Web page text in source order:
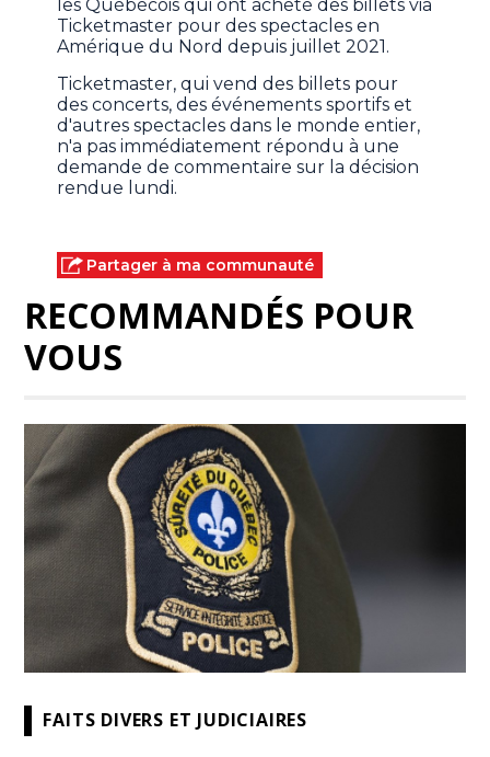
les Québécois qui ont acheté des billets via
Ticketmaster pour des spectacles en
Amérique du Nord depuis juillet 2021.
Ticketmaster, qui vend des billets pour
des concerts, des événements sportifs et
d'autres spectacles dans le monde entier,
n'a pas immédiatement répondu à une
demande de commentaire sur la décision
rendue lundi.
Partager à ma communauté
RECOMMANDÉS POUR
VOUS
FAITS DIVERS ET JUDICIAIRES